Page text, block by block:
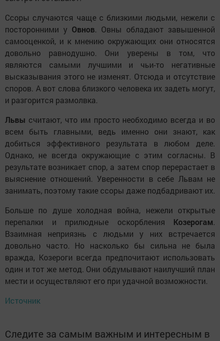
Ссоры случаются чаще с близкими людьми, нежели с
посторонними у Овнов. Овны обладают завышенной
самооценкой, и к мнению окружающих они относятся
довольно равнодушно. Они уверены в том, что
являются самыми лучшими и чьи-то негативные
высказывания этого не изменят. Отсюда и отсутствие
споров. А вот слова близкого человека их задеть могут,
и разгорится размолвка.
Львы считают, что им просто необходимо всегда и во
всем быть главными, ведь именно они знают, как
добиться эффективного результата в любом деле.
Однако, не всегда окружающие с этим согласны. В
результате возникает спор, а затем спор перерастает в
выяснение отношений. Уверенности в себе Львам не
занимать, поэтому такие ссоры даже подбадривают их.
Больше по душе холодная война, нежели открытые
перепалки и прилюдные оскорбления Козерогам.
Взаимная неприязнь с людьми у них встречается
довольно часто. Но насколько бы сильна не была
вражда, Козероги всегда предпочитают использовать
один и тот же метод. Они обдумывают наилучший план
мести и осуществляют его при удачной возможности.
Источник
Следите за самым важным и интересным в